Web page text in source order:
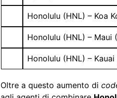
Honolulu (HNL) – Koa
Honolulu (HNL) – Maui
Honolulu (HNL) – Kauai
Oltre a questo aumento di